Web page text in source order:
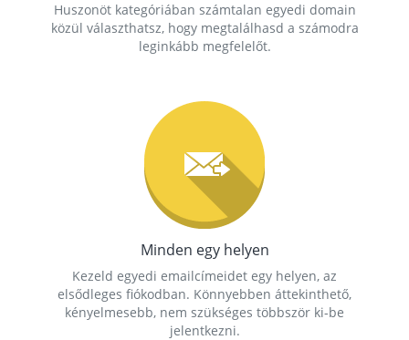
Huszonöt kategóriában számtalan egyedi domain
közül választhatsz, hogy megtalálhasd a számodra
leginkább megfelelőt.
Minden egy helyen
Kezeld egyedi emailcímeidet egy helyen, az
elsődleges fiókodban. Könnyebben áttekinthető,
kényelmesebb, nem szükséges többször ki-be
jelentkezni.